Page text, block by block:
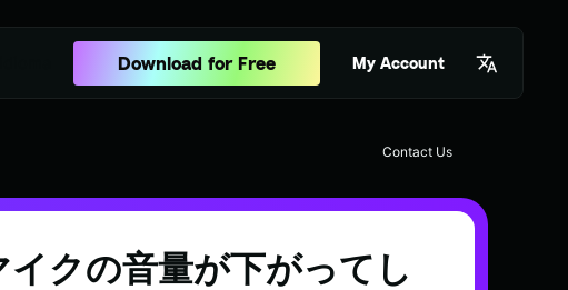
Download for Free My Account
Contact Us
クの音量が下がってし